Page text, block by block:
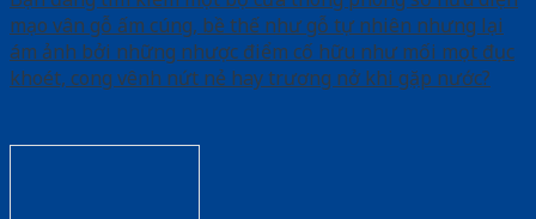
mạo vân gỗ ấm cúng, bề thế như gỗ tự nhiên nhưng lại
ám ảnh bởi những nhược điểm cố hữu như mối mọt đục
khoét, cong vênh nứt nẻ hay trương nở khi gặp nước?